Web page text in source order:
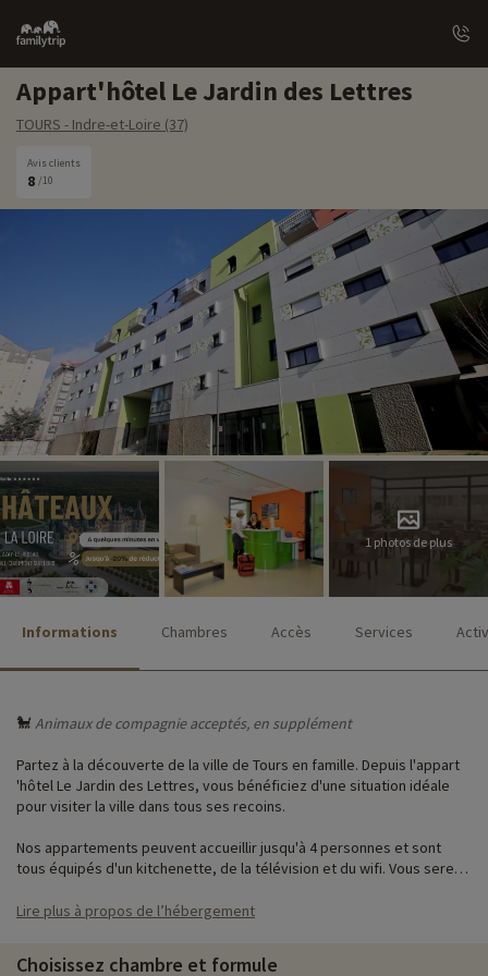
Family
trip
Appart'hôtel Le Jardin des Lettres
TOURS - Indre-et-Loire (37)
Avis clients
8 /10
1 photos de plus
Informations Chambres Accès Services
🐩 Animaux de compagnie acceptés, en supplément
Partez à la découverte de la ville de Tours en famille. Depuis l'appart
'hôtel Le Jardin des Lettres, vous bénéficiez d'une situation idéale
pour visiter la ville dans tous ses recoins.
Nos appartements peuvent accueillir jusqu'à 4 personnes et sont
tous équipés d'un kitchenette, de la télévision et du wifi. Vous serez
Lire plus à propos de l’hébergement
Choisissez chambre et formule